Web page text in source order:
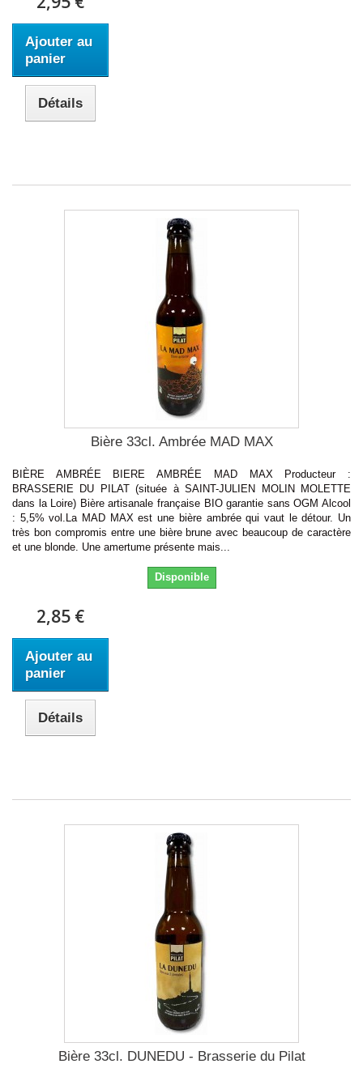
Ajouter au
panier
Détails
Bière 33cl. Ambrée MAD MAX
BIÈRE AMBRÉE BIERE AMBRÉE MAD MAX Producteur :
BRASSERIE DU PILAT (située à SAINT-JULIEN MOLIN MOLETTE
dans la Loire) Bière artisanale française BIO garantie sans OGM Alcool
: 5,5% vol.La MAD MAX est une bière ambrée qui vaut le détour. Un
très bon compromis entre une bière brune avec beaucoup de caractère
et une blonde. Une amertume présente mais...
Disponible
2,85 €
Ajouter au
panier
Détails
Bière 33cl. DUNEDU - Brasserie du Pilat